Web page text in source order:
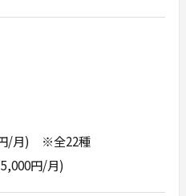
円/月) ※全22種
円/月)